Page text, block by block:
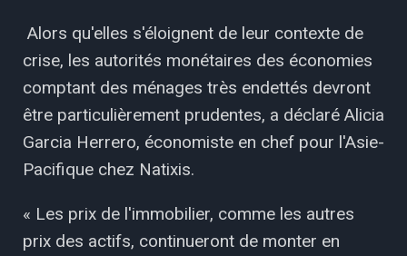
Alors qu'elles s'éloignent de leur contexte de
crise, les autorités monétaires des économies
comptant des ménages très endettés devront
être particulièrement prudentes, a déclaré Alicia
Garcia Herrero, économiste en chef pour l'Asie-
Pacifique chez Natixis.
« Les prix de l'immobilier, comme les autres
prix des actifs, continueront de monter en